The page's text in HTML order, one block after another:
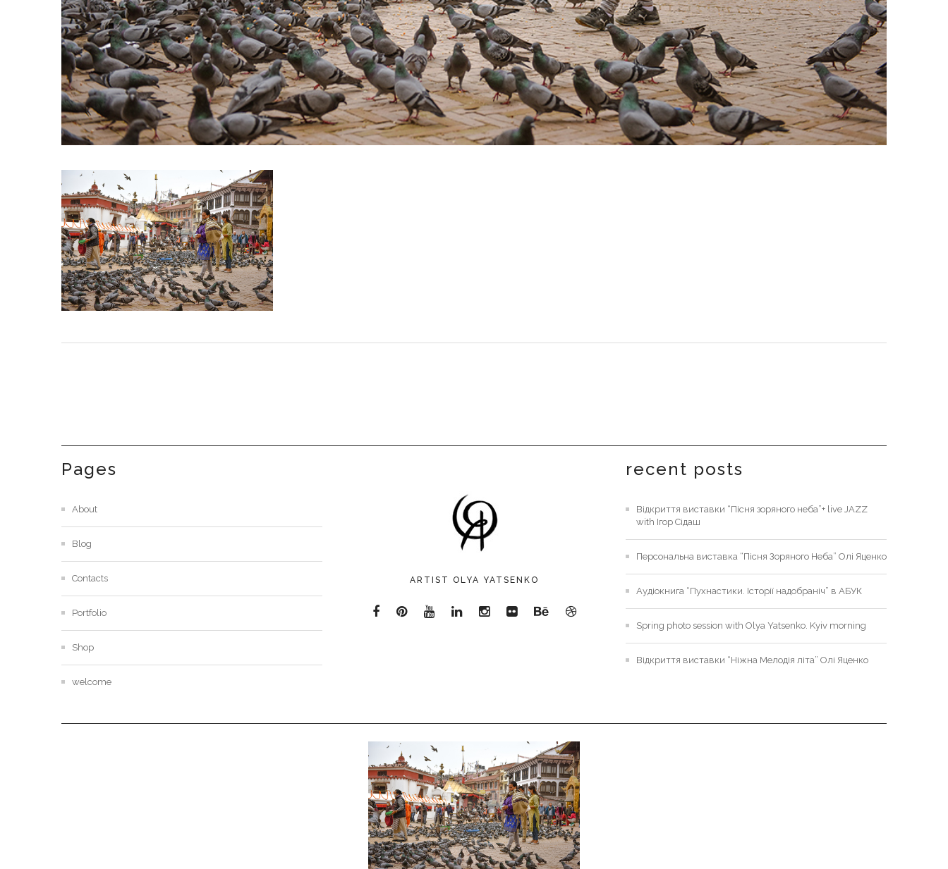
Pages
About
Blog
Contacts
Portfolio
Shop
welcome
ARTIST OLYA YATSENKO
recent posts
Відкриття виставки “Пісня зоряного неба”+ live JAZZ
with Ігор Сідаш
Персональна виставка “Пісня Зоряного Неба” Олі Яценко
Аудіокнига “Пухнастики. Історії надобраніч” в АБУК
Spring photo session with Olya Yatsenko. Kyiv morning
Відкриття виставки “Ніжна Мелодія літа” Олі Яценко